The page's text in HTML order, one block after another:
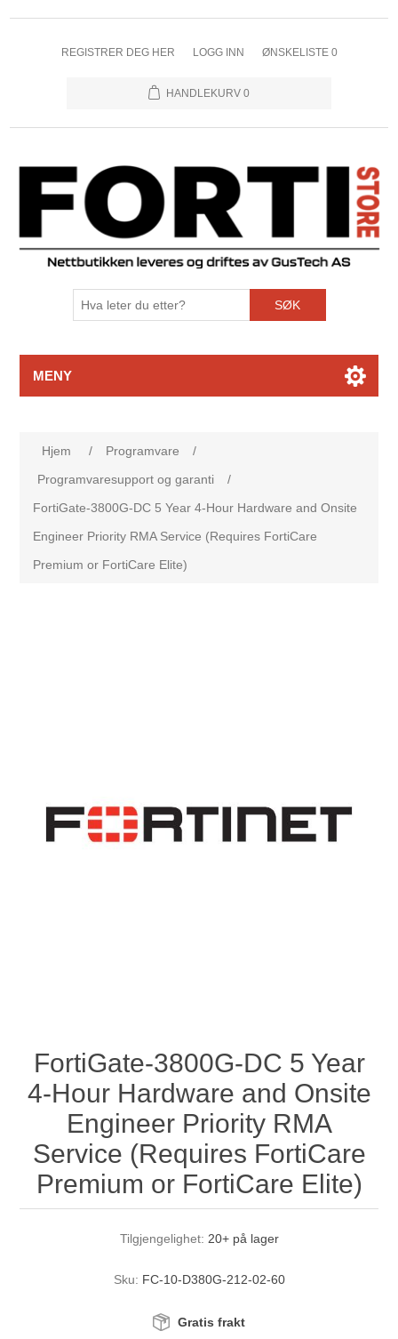
REGISTRER DEG HER LOGG INN ØNSKELISTE 0
HANDLEKURV 0
SØK
MENY
Hjem / Programvare
/
Programvaresupport og garanti
/
FortiGate-3800G-DC 5 Year 4-Hour Hardware and Onsite
Engineer Priority RMA Service (Requires FortiCare
Premium or FortiCare Elite)
FortiGate-3800G-DC 5 Year
4-Hour Hardware and Onsite
Engineer Priority RMA
Service (Requires FortiCare
Premium or FortiCare Elite)
Tilgjengelighet: 20+ på lager
Sku: FC-10-D380G-212-02-60
Gratis frakt